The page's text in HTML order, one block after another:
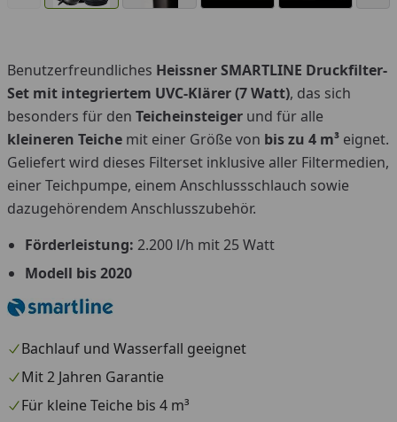
Benutzerfreundliches Heissner SMARTLINE Druckfilter-
Set mit integriertem UVC-Klärer(7 Watt), das sich
besonders für den Teicheinsteiger und für alle
kleineren Teiche mit einer Größe von bis zu 4 m³ eignet.
Geliefert wird dieses Filterset inklusive aller Filtermedien,
einer Teichpumpe, einem Anschlussschlauch sowie
dazugehörendem Anschlusszubehör.
Förderleistung: 2.200 l/h mit 25 Watt
Modell bis 2020
Bachlauf und Wasserfall geeignet
Mit 2 Jahren Garantie
Für kleine Teiche bis 4 m³